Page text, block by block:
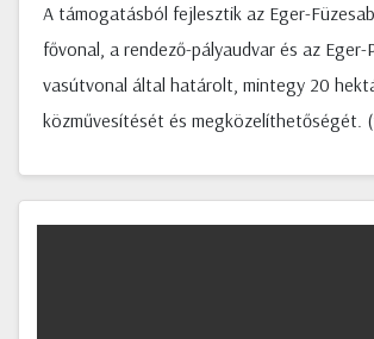
A támogatásból fejlesztik az Eger-
fővonal, a rendező-pályaudvar és az
vasútvonal által határolt, mintegy 20
közművesítését és megközelíthetőségét.